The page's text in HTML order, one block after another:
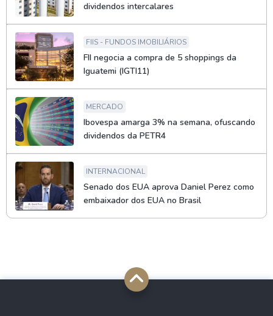
dividendos intercalares
FIIS - FUNDOS IMOBILIÁRIOS
FII negocia a compra de 5 shoppings da
Iguatemi (IGTI11)
MERCADO
Ibovespa amarga 3% na semana, ofuscando
dividendos da PETR4
INTERNACIONAL
Senado dos EUA aprova Daniel Perez como
embaixador dos EUA no Brasil